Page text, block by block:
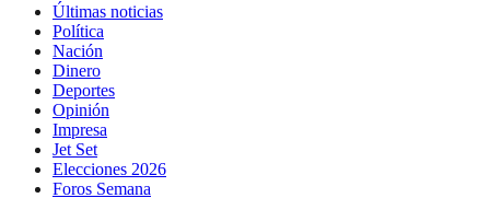
Últimas noticias
Política
Nación
Dinero
Deportes
Opinión
Impresa
Jet Set
Elecciones 2026
Foros Semana